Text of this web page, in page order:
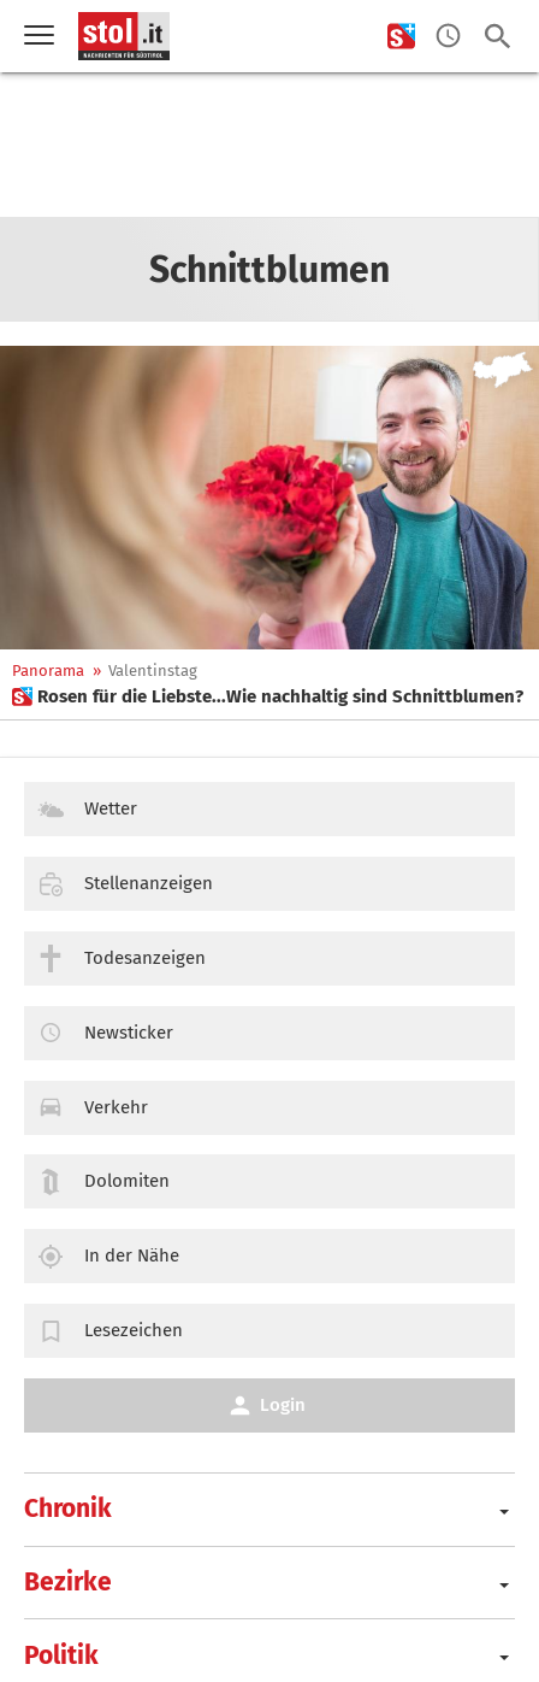
Schnittblumen
Panorama » Valentinstag
 Rosen für die Liebste...Wie nachhaltig sind Schnittblumen?
Chronik
Bezirke
Politik
Wetter
Stellenanzeigen
Todesanzeigen
Newsticker
Verkehr
Dolomiten
In der Nähe
Lesezeichen
Login